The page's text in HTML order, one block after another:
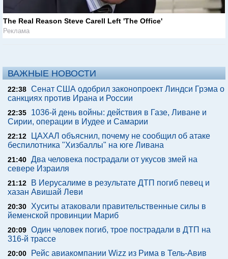
The Real Reason Steve Carell Left 'The Office'
Реклама
ВАЖНЫЕ НОВОСТИ
22:38 Сенат США одобрил законопроект Линдси Грэма о
санкциях против Ирана и России
22:35
1036-й день войны: действия в Газе, Ливане и
Сирии, операции в Иудее и Самарии
22:12
ЦАХАЛ объяснил, почему не сообщил об атаке
беспилотника "Хизбаллы" на юге Ливана
21:40 Два человека пострадали от укусов змей на
севере Израиля
21:12
В Иерусалиме в результате ДТП погиб певец и
хазан Авишай Леви
20:30 Хуситы атаковали правительственные силы в
йеменской провинции Мариб
20:09 Один человек погиб, трое пострадали в ДТП на
316-й трассе
20:00
Рейс авиакомпании Wizz из Рима в Тель-Авив